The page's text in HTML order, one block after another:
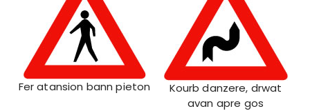
Fer atansion bann pieton
Kourb danzere, drwat
avan apre gos